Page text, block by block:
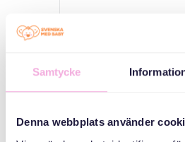
Samtycke
Denna webbplats använder
ثلاثة أجيال تجتمع